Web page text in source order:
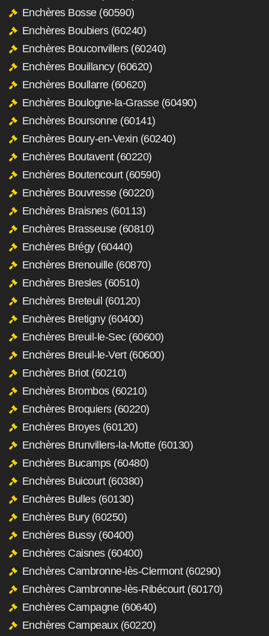
Enchères Bosse (60590)
Enchères Boubiers (60240)
Enchères Bouconvillers (60240)
Enchères Bouillancy (60620)
Enchères Boullarre (60620)
Enchères Boulogne-la-Grasse (60490)
Enchères Boursonne (60141)
Enchères Boury-en-Vexin (60240)
Enchères Boutavent (60220)
Enchères Boutencourt (60590)
Enchères Bouvresse (60220)
Enchères Braisnes (60113)
Enchères Brasseuse (60810)
Enchères Brégy (60440)
Enchères Brenouille (60870)
Enchères Bresles (60510)
Enchères Breteuil (60120)
Enchères Bretigny (60400)
Enchères Breuil-le-Sec (60600)
Enchères Breuil-le-Vert (60600)
Enchères Briot (60210)
Enchères Brombos (60210)
Enchères Broquiers (60220)
Enchères Broyes (60120)
Enchères Brunvillers-la-Motte (60130)
Enchères Bucamps (60480)
Enchères Buicourt (60380)
Enchères Bulles (60130)
Enchères Bury (60250)
Enchères Bussy (60400)
Enchères Caisnes (60400)
Enchères Cambronne-lès-Clermont (60290)
Enchères Cambronne-lès-Ribécourt (60170)
Enchères Campagne (60640)
Enchères Campeaux (60220)